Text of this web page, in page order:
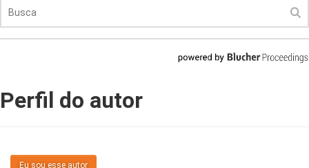
Perfil do autor
Eu sou esse autor